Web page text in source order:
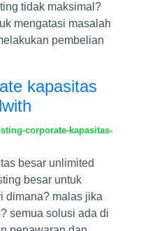
tidak maksimal?
mengatasi masalah
pembelian
kapasitas
corporate-kapasitas-
besar unlimited
besar untuk
dimana? malas jika
semua solusi ada di